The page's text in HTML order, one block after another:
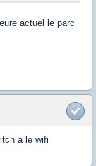
actuel le parc
a le wifi